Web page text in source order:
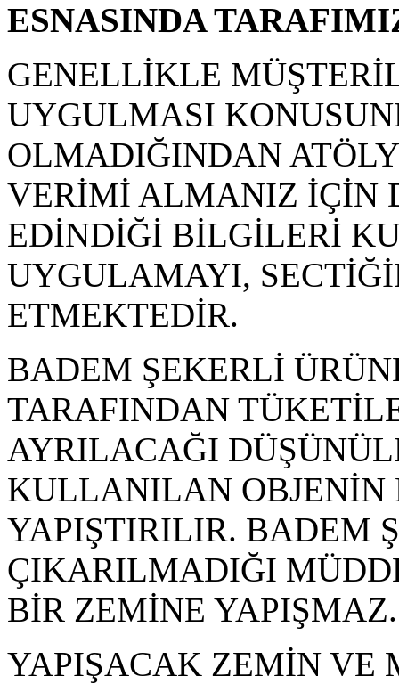
ESNASINDA
GENELLİKLE
UYGULMASI
OLMADIĞINDAN
VERİMİ ALMANIZ İÇİN
EDİNDİĞİ BİLGİLERİ
UYGULAMAYI,
ETMEKTEDİR.
BADEM ŞEKERLİ
TARAFINDAN
AYRILACAĞI
KULLANILAN OBJENİN
YAPIŞTIRILIR. BADEM
ÇIKARILMADIĞI
BİR ZEMİNE YAPIŞMAZ.
YAPIŞACAK ZEMİN VE